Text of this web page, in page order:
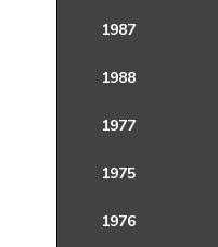
1987
1988
1977
1975
1976